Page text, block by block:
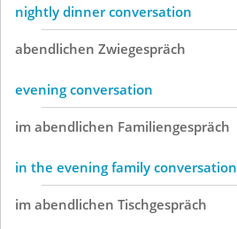
nightly dinner conversation
abendlichen Zwiegespräch
evening conversation
im abendlichen Familiengespräch
in the evening family conversation
im abendlichen Tischgespräch